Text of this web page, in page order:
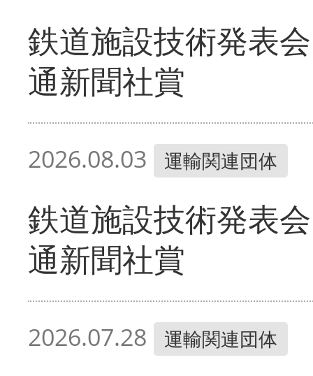
鉄道施設技術発表
通新聞社賞
2026.08.03 運輸関連団体
鉄道施設技術発表
通新聞社賞
2026.07.28 運輸関連団体